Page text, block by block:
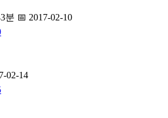
분 📅 2017-02-10
02-14